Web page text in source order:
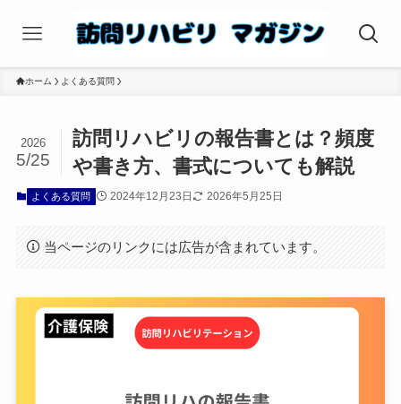
ホーム よくある質問
訪問リハビリの報告書とは？頻度
や書き方、書式についても解説
2026
5/25
よくある質問 2024年12月23日 2026年5月25日
当ページのリンクには広告が含まれています。